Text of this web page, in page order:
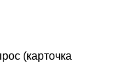
(карточка